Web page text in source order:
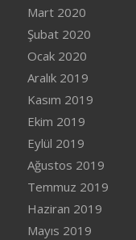
Mart 2020
Şubat 2020
Ocak 2020
Aralık 2019
Kasım 2019
Ekim 2019
Eylül 2019
Ağustos 2019
Temmuz 2019
Haziran 2019
Mayıs 2019